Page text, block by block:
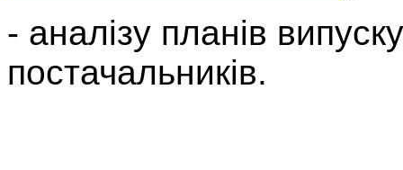
- аналізу планів
постачальників.